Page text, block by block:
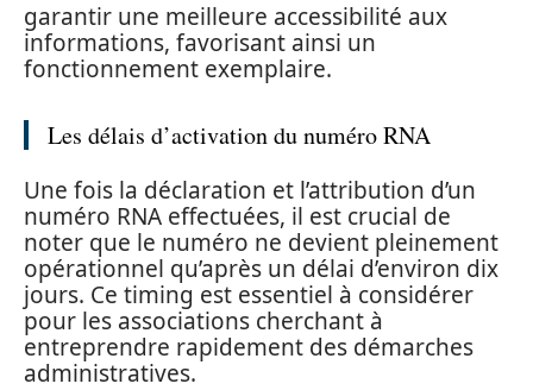
garantir une meilleure accessibilité aux
informations, favorisant ainsi un
fonctionnement exemplaire.
Les délais d’activation du numéro RNA
Une fois la déclaration et l’attribution d’un
numéro RNA effectuées, il est crucial de
noter que le numéro ne devient pleinement
opérationnel qu’après un délai d’environ dix
jours. Ce timing est essentiel à considérer
pour les associations cherchant à
entreprendre rapidement des démarches
administratives.